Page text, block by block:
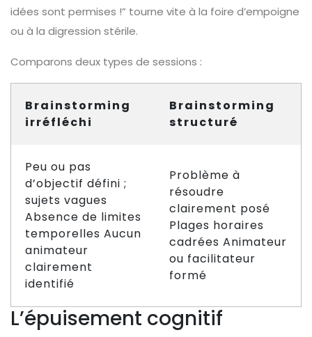
idées sont permises !” tourne vite à la foire d’empoigne
ou à la digression stérile.
Comparons deux types de sessions :
Brainstorming
irréfléchi
Brainstorming
structuré
Peu ou pas
d’objectif défini ;
sujets vagues
Absence de limites
temporelles Aucun
animateur
clairement
identifié
Problème à
résoudre
clairement posé
Plages horaires
cadrées Animateur
ou facilitateur
formé
L’épuisement cognitif